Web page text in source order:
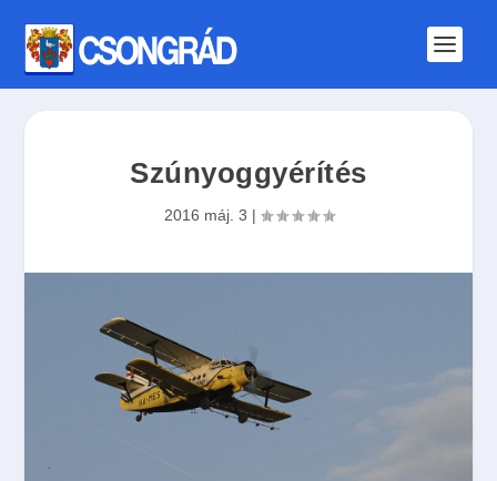
Szúnyoggyérítés
2016 máj. 3 |